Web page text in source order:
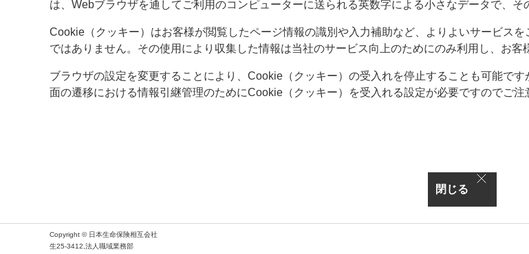
は、Webブラウザを通してご利用のコンピューターに送られる英数字による小さなデータで、そ
Cookie（クッキー）はお客様が閲覧したページ情報の識別や入力補助など、よりよいサービス
ではありません。その使用により収集した情報は当社のサービス向上のためにのみ利用し、お
ブラウザの設定を変更することにより、Cookie（クッキー）の受入れを停止することも可能で
面の遷移における情報引継管理のためにCookie（クッキー）を受入れる設定が必要ですのでご注
閉じる
Copyright © 日本生命保険相互会社
生25-3412,法人職域業務部